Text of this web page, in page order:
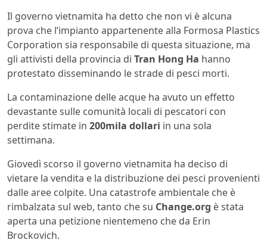
Il governo vietnamita ha detto che non vi è alcuna
prova che l’impianto appartenente alla Formosa Plastics
Corporation sia responsabile di questa situazione, ma
gli attivisti della provincia di Tran Hong Ha hanno
protestato disseminando le strade di pesci morti.
La contaminazione delle acque ha avuto un effetto
devastante sulle comunità locali di pescatori con
perdite stimate in 200mila dollari in una sola
settimana.
Giovedì scorso il governo vietnamita ha deciso di
vietare la vendita e la distribuzione dei pesci provenienti
dalle aree colpite. Una catastrofe ambientale che è
rimbalzata sul web, tanto che su Change.org è stata
aperta una petizione nientemeno che da Erin
Brockovich.